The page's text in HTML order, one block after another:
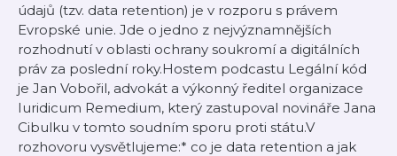
údajů (tzv. data retention) je v rozporu s právem
Evropské unie. Jde o jedno z nejvýznamnějších
rozhodnutí v oblasti ochrany soukromí a digitálních
práv za poslední roky.Hostem podcastu Legální kód
je Jan Vobořil, advokát a výkonný ředitel organizace
Iuridicum Remedium, který zastupoval novináře Jana
Cibulku v tomto soudním sporu proti státu.V
rozhovoru vysvětlujeme:* co je data retention a jak